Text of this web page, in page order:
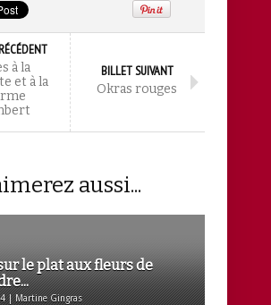
à la
et à la
BILLET SUIVANT
Okras rouges
aussi...
le plat aux fleurs de
| Martine Gingras